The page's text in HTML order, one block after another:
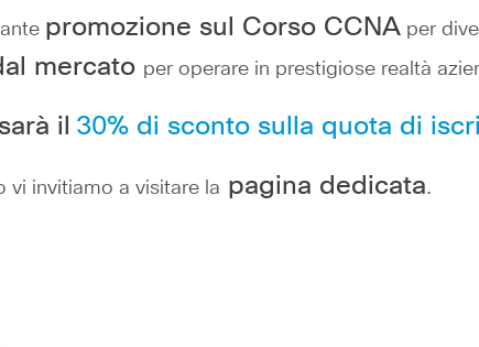
promozione sul Corso CCNA per
mercato per operare in prestigiose realtà
il 30% di sconto sulla quota di
vi invitiamo a visitare la pagina dedicata.